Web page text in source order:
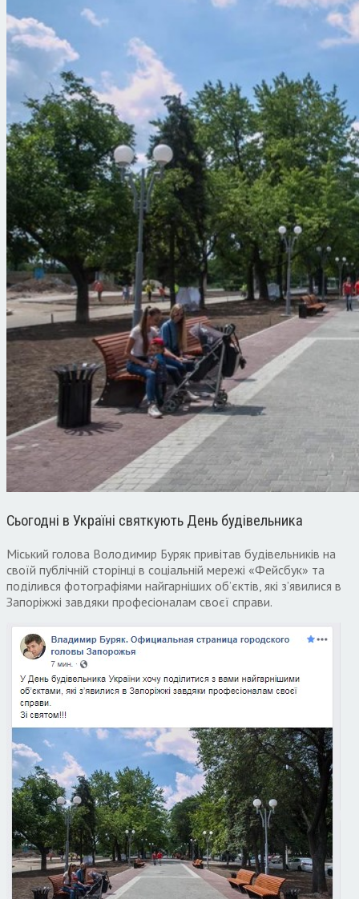
Сьогодні в Україні святкують День будівельника
Міський голова Володимир Буряк привітав будівельників на
своїй публічній сторінці в соціальній мережі «Фейсбук» та
поділився фотографіями найгарніших об’єктів, які з’явилися в
Запоріжжі завдяки професіоналам своєї справи.